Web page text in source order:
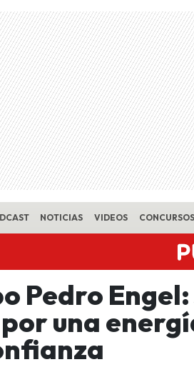
NOTICIAS VIDEOS CONCURSOS
Pedro
una